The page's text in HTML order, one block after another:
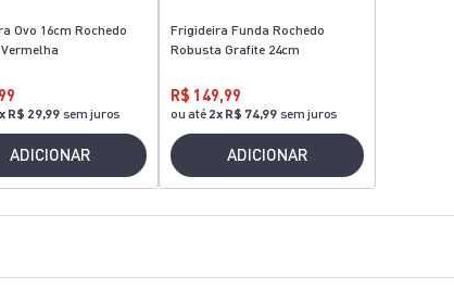
Ovo 16cm Rochedo
x R$ 29,99 sem juros
ADICIONAR
Frigideira Funda Rochedo
Robusta Grafite 24cm
R$ 149,99
ou até 2x R$ 74,99 sem juros
ADICIONAR